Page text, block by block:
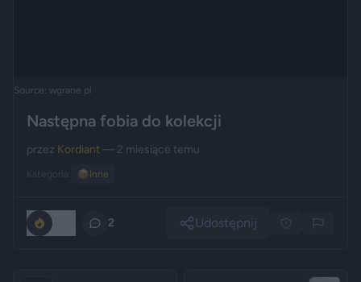
Source: wgrane.pl
Następna fobia do kolekcji
przez Kordiant— 2 miesiące temu
Kategoria: 📦 Inne
2 Udostępnij